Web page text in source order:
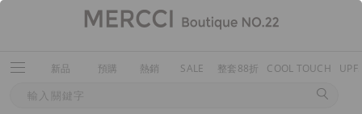
新品 預購 熱銷 SALE 整套88折 COOL TOUCH